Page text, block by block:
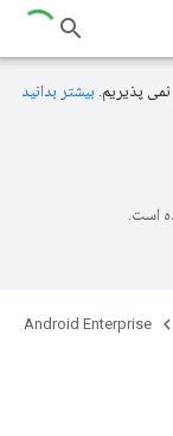
بیشتر بدانید
است.
Android Enterprise